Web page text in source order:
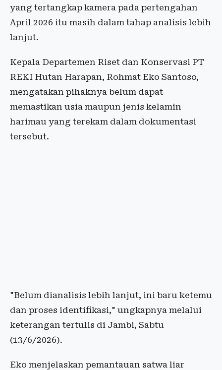
yang tertangkap kamera pada pertengahan
April 2026 itu masih dalam tahap analisis lebih
lanjut.
Kepala Departemen Riset dan Konservasi PT
REKI Hutan Harapan, Rohmat Eko Santoso,
mengatakan pihaknya belum dapat
memastikan usia maupun jenis kelamin
harimau yang terekam dalam dokumentasi
tersebut.
"Belum dianalisis lebih lanjut, ini baru ketemu
dan proses identifikasi," ungkapnya melalui
keterangan tertulis di Jambi, Sabtu
(13/6/2026).
Eko menjelaskan pemantauan satwa liar